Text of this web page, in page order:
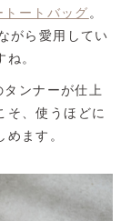
トートバッグ。
がら愛用してい
。
ンナーが仕上
そ、使うほどに
ます。